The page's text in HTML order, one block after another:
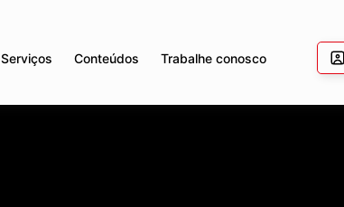
Serviços Conteúdos Trabalhe conosco